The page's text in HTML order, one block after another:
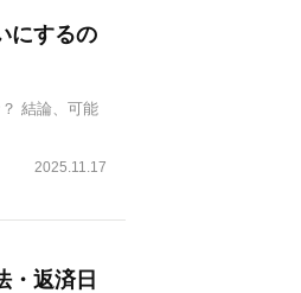
にするの
結論、可能
2025.11.17
・返済日